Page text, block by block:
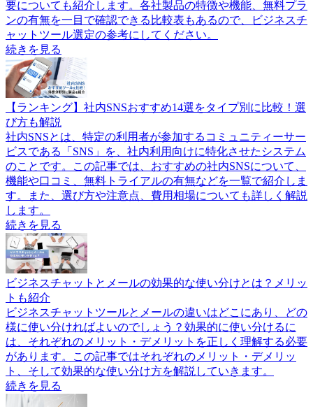
要についても紹介します。各社製品の特徴や機能、無料プラ
ンの有無を一目で確認できる比較表もあるので、ビジネスチ
ャットツール選定の参考にしてください。
続きを見る
【ランキング】社内SNSおすすめ14選をタイプ別に比較！選
び方も解説
社内SNSとは、特定の利用者が参加するコミュニティーサー
ビスである「SNS」を、社内利用向けに特化させたシステム
のことです。この記事では、おすすめの社内SNSについて、
機能や口コミ、無料トライアルの有無などを一覧で紹介しま
す。また、選び方や注意点、費用相場についても詳しく解説
します。
続きを見る
ビジネスチャットとメールの効果的な使い分けとは？メリッ
トも紹介
ビジネスチャットツールとメールの違いはどこにあり、どの
様に使い分ければよいのでしょう？効果的に使い分けるに
は、それぞれのメリット・デメリットを正しく理解する必要
があります。この記事ではそれぞれのメリット・デメリッ
ト、そして効果的な使い分け方を解説していきます。
続きを見る